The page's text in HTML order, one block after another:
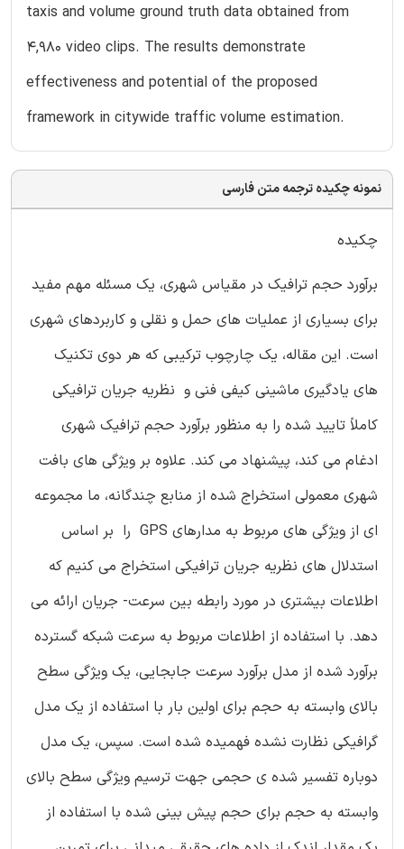
taxis and volume ground truth data obtained from
4,980 video clips. The results demonstrate
effectiveness and potential of the proposed
framework in citywide traffic volume estimation.
نمونه چکیده ترجمه متن فارسی
چکیده
برآورد حجم ترافیک در مقیاس شهری، یک مسئله مهم مفید
برای بسیاری از عملیات های حمل و نقلی و کاربردهای شهری
است. این مقاله، یک چارچوب ترکیبی که هر دوی تکنیک
های یادگیری ماشینی کیفی فنی و نظریه جریان ترافیکی
کاملاً تایید شده را به منظور برآورد حجم ترافیک شهری
ادغام می کند، پیشنهاد می کند. علاوه بر ویژگی های بافت
شهری معمولی استخراج شده از منابع چندگانه، ما مجموعه
ای از ویژگی های مربوط به مدارهای GPS را بر اساس
استدلال های نظریه جریان ترافیکی استخراج می کنیم که
اطلاعات بیشتری در مورد رابطه بین سرعت- جریان ارائه می
دهد. با استفاده از اطلاعات مربوط به سرعت شبکه گسترده
برآورد شده از مدل برآورد سرعت جابجایی، یک ویژگی سطح
بالای وابسته به حجم برای اولین بار با استفاده از یک مدل
گرافیکی نظارت نشده فهمیده شده است. سپس، یک مدل
دوباره تفسیر شده ی حجمی جهت ترسیم ویژگی سطح بالای
وابسته به حجم برای حجم پیش بینی شده با استفاده از